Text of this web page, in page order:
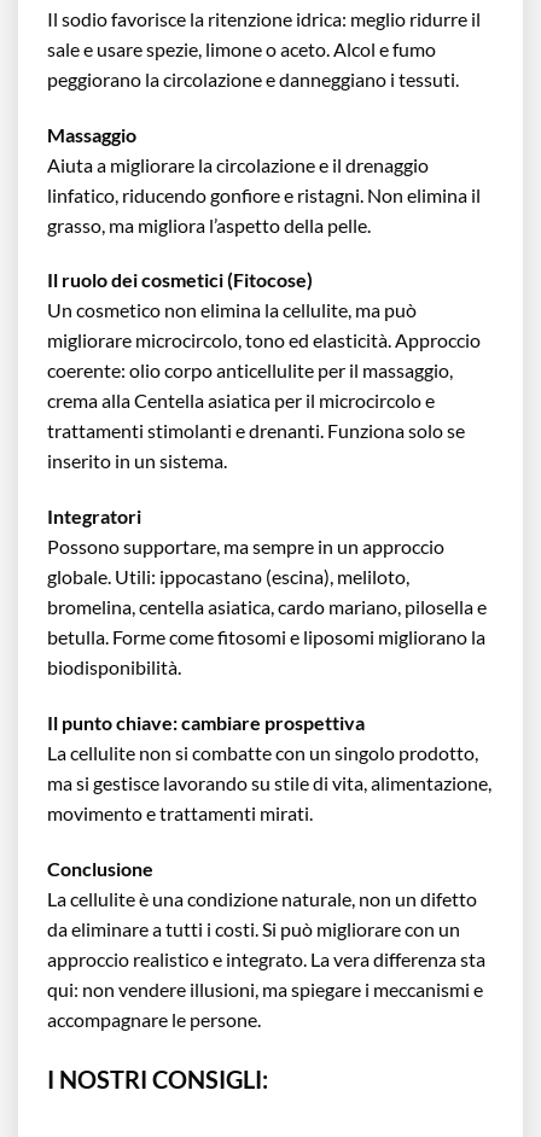
Il sodio favorisce la ritenzione idrica: meglio ridurre il
sale e usare spezie, limone o aceto. Alcol e fumo
peggiorano la circolazione e danneggiano i tessuti.
Massaggio
Aiuta a migliorare la circolazione e il drenaggio
linfatico, riducendo gonfiore e ristagni. Non elimina il
grasso, ma migliora l’aspetto della pelle.
Il ruolo dei cosmetici (Fitocose)
Un cosmetico non elimina la cellulite, ma può
migliorare microcircolo, tono ed elasticità. Approccio
coerente: olio corpo anticellulite per il massaggio,
crema alla Centella asiatica per il microcircolo e
trattamenti stimolanti e drenanti. Funziona solo se
inserito in un sistema.
Integratori
Possono supportare, ma sempre in un approccio
globale. Utili: ippocastano (escina), meliloto,
bromelina, centella asiatica, cardo mariano, pilosella e
betulla. Forme come fitosomi e liposomi migliorano la
biodisponibilità.
Il punto chiave: cambiare prospettiva
La cellulite non si combatte con un singolo prodotto,
ma si gestisce lavorando su stile di vita, alimentazione,
movimento e trattamenti mirati.
Conclusione
La cellulite è una condizione naturale, non un difetto
da eliminare a tutti i costi. Si può migliorare con un
approccio realistico e integrato. La vera differenza sta
qui: non vendere illusioni, ma spiegare i meccanismi e
accompagnare le persone.
I NOSTRI CONSIGLI: